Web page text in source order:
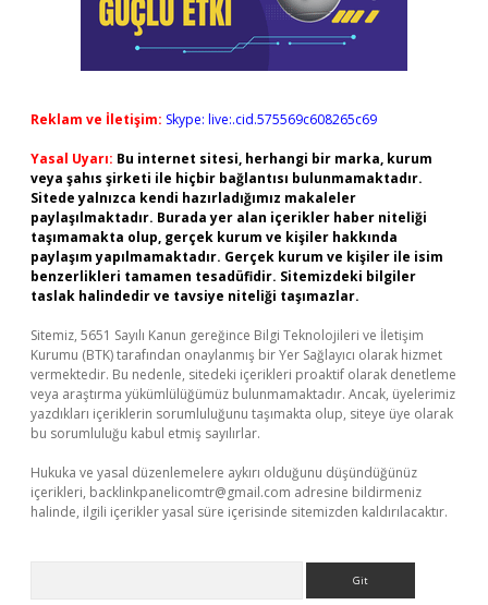
Reklam ve İletişim: Skype: live:.cid.575569c608265c69
Yasal Uyarı: Bu internet sitesi, herhangi bir marka, kurum
veya şahıs şirketi ile hiçbir bağlantısı bulunmamaktadır.
Sitede yalnızca kendi hazırladığımız makaleler
paylaşılmaktadır. Burada yer alan içerikler haber niteliği
taşımamakta olup, gerçek kurum ve kişiler hakkında
paylaşım yapılmamaktadır. Gerçek kurum ve kişiler ile isim
benzerlikleri tamamen tesadüfidir. Sitemizdeki bilgiler
taslak halindedir ve tavsiye niteliği taşımazlar.
Sitemiz, 5651 Sayılı Kanun gereğince Bilgi Teknolojileri ve İletişim
Kurumu (BTK) tarafından onaylanmış bir Yer Sağlayıcı olarak hizmet
vermektedir. Bu nedenle, sitedeki içerikleri proaktif olarak denetleme
veya araştırma yükümlülüğümüz bulunmamaktadır. Ancak, üyelerimiz
yazdıkları içeriklerin sorumluluğunu taşımakta olup, siteye üye olarak
bu sorumluluğu kabul etmiş sayılırlar.
Hukuka ve yasal düzenlemelere aykırı olduğunu düşündüğünüz
içerikleri, backlinkpanelicomtr@gmail.com adresine bildirmeniz
halinde, ilgili içerikler yasal süre içerisinde sitemizden kaldırılacaktır.